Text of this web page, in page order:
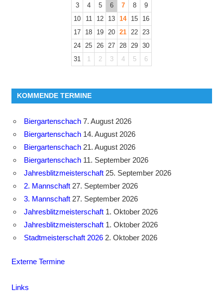
3
4 5 6 7 8
9
10
11 12 13 14 15
16
17
18 19 20 21 22
23
24
25 26 27 28 29 30
31
1 2 3 4 5 6
KOMMENDE TERMINE
Biergartenschach 7. August 2026
Biergartenschach 14. August 2026
Biergartenschach 21. August 2026
Biergartenschach 11. September 2026
Jahresblitzmeisterschaft 25. September 2026
2. Mannschaft 27. September 2026
3. Mannschaft 27. September 2026
Jahresblitzmeisterschaft 1. Oktober 2026
Jahresblitzmeisterschaft 1. Oktober 2026
Stadtmeisterschaft 2026 2. Oktober 2026
Externe Termine
Links